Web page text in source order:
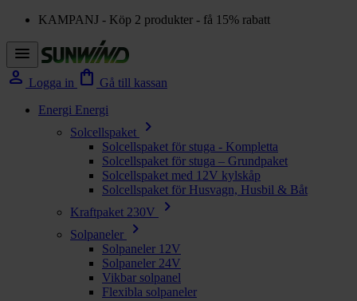
KAMPANJ - Köp 2 produkter - få 15% rabatt
menu
person Logga in shopping_bag Gå till kassan
Energi Energi
Solcellspaket
chevron_right
Solcellspaket för stuga - Kompletta
Solcellspaket för stuga – Grundpaket
Solcellspaket med 12V kylskåp
Solcellspaket för Husvagn, Husbil & Båt
Kraftpaket 230V
chevron_right
Solpaneler chevron_right
Solpaneler 12V
Solpaneler 24V
Vikbar solpanel
Flexibla solpaneler